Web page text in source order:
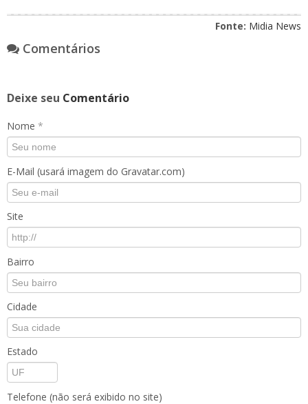
Fonte: Midia News
Comentários
Deixe seu Comentário
Nome *
E-Mail (usará imagem do Gravatar.com)
Site
Bairro
Cidade
Estado
Telefone (não será exibido no site)